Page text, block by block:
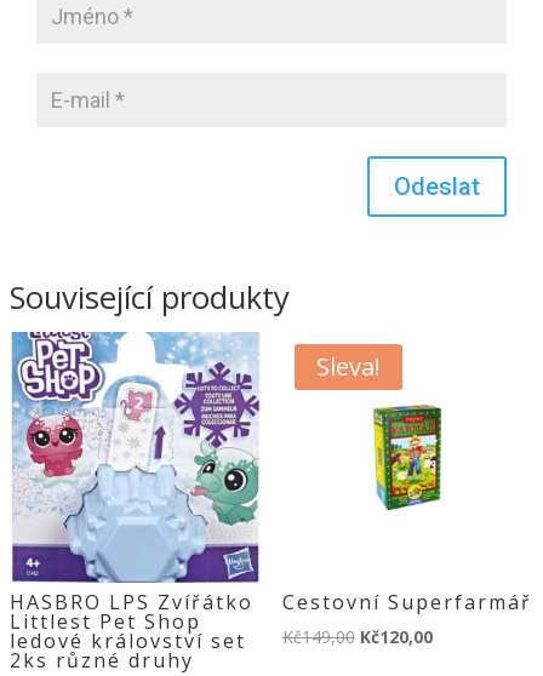
Související produkty
HASBRO LPS Zvířátko
Littlest Pet Shop
ledové království set
2ks různé druhy
Sleva!
Cestovní Superfarmář
Kč149,00 Původní
Kč120,00Aktuální